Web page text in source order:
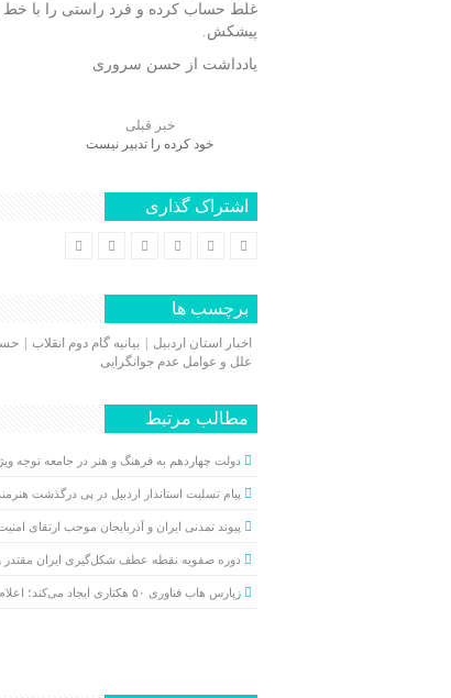
غلط حساب کرده و فرد راستی را با
پیشکش.
یادداشت از حسن سروری
خبر قبلی
خود کرده را تدبیر نیست
اشتراک گذاری
برچسب ها
اخبار استان اردبیل بیانیه گام دوم انقلاب
علل و عوامل عدم جوانگرایی
مطالب مرتبط
دولت چهاردهم به فرهنگ و هنر در جامعه توجه
پیام تسلیت استاندار اردبیل در پی درگذشت
پیوند تمدنی ایران و آذربایجان موجب ارتقای
دوره صفویه نقطه عطف شکل‌گیری ایران
زپارس هاب فناوری ۵۰ هکتاری ایجاد می‌کند؛ اعلام آمادگی برای جذب ...